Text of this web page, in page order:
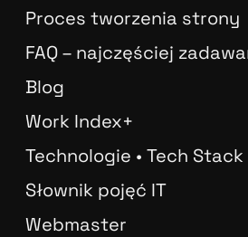
Proces tworzenia strony
FAQ – najczęściej
Blog
Work Index+
Technologie • Tech Stack
Słownik pojęć IT
Webmaster